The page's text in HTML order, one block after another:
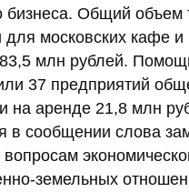
бизнеса. Общий объем
московских кафе и
млн рублей.
37 предприятий
на аренде 21,8 млн
в сообщении слова
земельных